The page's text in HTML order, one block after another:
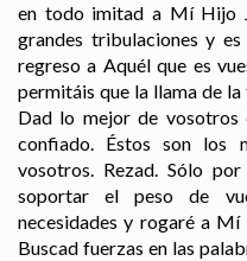
en todo imitad a Mí Hijo
grandes tribulaciones y
regreso a Aquél que es
permitáis que la llama de
Dad lo mejor de vosotros
confiado. Éstos son los
vosotros. Rezad. Sólo
soportar el peso de
necesidades y rogaré a Mí
Buscad fuerzas en las